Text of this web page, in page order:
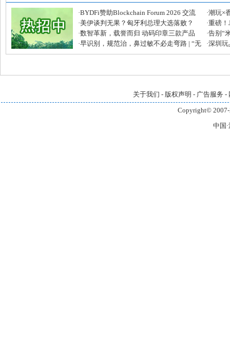
·BYDFi赞助Blockchain Forum 2026 交流
Web3与AI生态
·潮玩×
展解锁
·美伊谈判无果？匈牙利总理大选落败？
《张朝阳的英语课》分享国际要闻
·重磅！
直接免
·数智革新，载誉而归 动码印章三款产品
荣膺 CITE 2026 创新奖
·告别“
直击员
·早识别，规范治，鼻过敏不必走弯路 | “无
敏呼吸·鼻过敏科学防治行动”落地深圳
·深圳玩
磅亮相
关于我们 - 版权声明 - 广告服务 -
Copyright©
中国